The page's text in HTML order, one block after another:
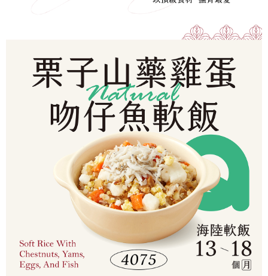
３．未成年的使用者請事先徵得法定代理人或監護人之同意方可使用
４．使用「AFTEE先享後付」時，將依據個別帳號之用戶狀況，依本公司即
時審查核予不同之上限額度；若仍有額度不足之情形，本公司將視審查結果
請求用戶進行身份認證。
５．嚴禁一人註冊多個帳號或使用他人資訊註冊。若發現惡意使用之情形，
恩沛科技股份有限公司將有權停止該用戶之使用額度並採取法律行動。